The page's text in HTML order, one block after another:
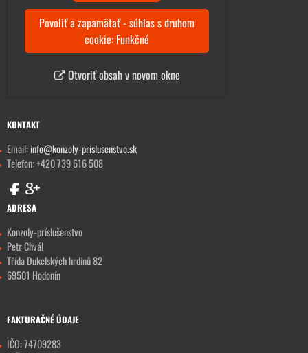
Povoliť a zapamätať - súhlas s druhom
cookie: Funkčné
Otvoriť obsah v novom okne
KONTAKT
Email:info@konzoly-prislusenstvo.sk
Telefon: +420 739 616 508
ADRESA
Konzoly-príslušenstvo
Petr Chvál
Třída Dukelských hrdinů 82
69501 Hodonín
FAKTURAČNÉ ÚDAJE
IČO: 74709283